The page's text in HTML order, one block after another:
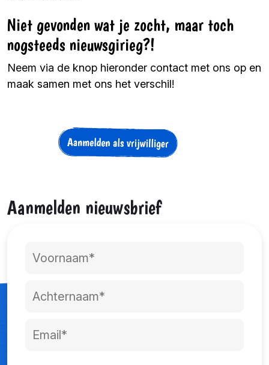
Niet gevonden wat je zocht, maar toch
nogsteeds nieuwsgirieg?!
Neem via de knop hieronder contact met ons op en
maak samen met ons het verschil!
Aanmelden nieuwsbrief